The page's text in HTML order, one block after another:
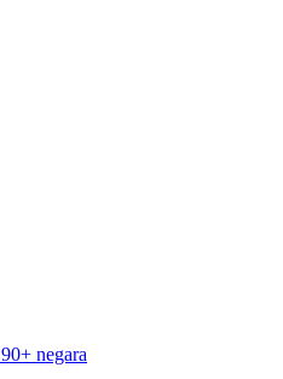
90+ negara